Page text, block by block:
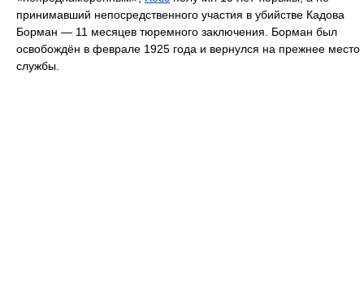
принимавший непосредственного участия в убийстве Кадова
Борман — 11 месяцев тюремного заключения. Борман был
освобождён в феврале 1925 года и вернулся на прежнее место
службы.